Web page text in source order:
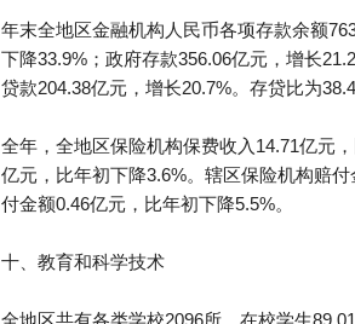
年末全地区金融机构人民币各项存款余额
下降33.9%；政府存款356.06亿元，增长
贷款204.38亿元，增长20.7%。存贷比为
全年，全地区保险机构保费收入14.71亿元
亿元，比年初下降3.6%。辖区保险机构赔
付金额0.46亿元，比年初下降5.5%。
十、教育和科学技术
全地区共有各类学校2096所，在校学生